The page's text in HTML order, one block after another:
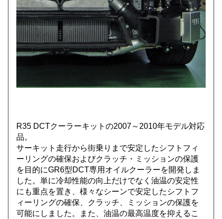
R35 DCTクーラーキットの2007～2010年モデル対応
品。
サーキット走行から街乗りまで安定したシフトフィ
ーリングの確保およびクラッチ・ミッションの保護
を目的にGR6型DCT専用オイルクーラーを開発しま
した。単に冷却性能の向上だけでなく油温の安定性
にも重点を置き、様々なシーンで安定したシフトフ
ィーリングの確保、クラッチ、ミッションの保護を
可能にしました。また、油温の最高温度を抑えるこ